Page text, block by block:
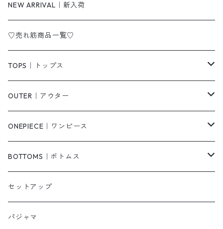
NEW ARRIVAL｜新入荷
♡売れ筋商品一覧♡
TOPS｜トップス
Tシャツ/カットソー
シャツ/ブラウス
ベスト/チョッキ
タンクトップ/キャミソール
スウェット/パーカー
OUTER｜アウター
ジャケット/ブルゾン
コート
カーディガン
ダウンコート
ONEPIECE｜ワンピース
柄
無地
ニットワンピース
BOTTOMS｜ボトムス
パンツ・デニム
ショートパンツ
セットアップ
パジャマ